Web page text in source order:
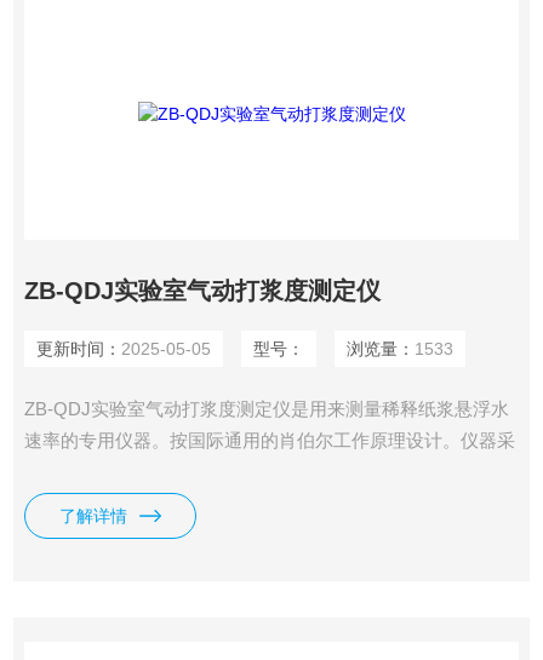
ZB-QDJ实验室气动打浆度测定仪
更新时间： 2025-05-05 型号： 浏览量： 1533
ZB-QDJ实验室气动打浆度测定仪是用来测量稀释纸浆悬浮水
速率的专用仪器。按国际通用的肖伯尔工作原理设计。仪器采
因此仪器的操作非常简单。仪器采用弹簧预紧机构，使密封锤
体的橡胶密封圈同滤水筒的底部紧密结合，增加了密封锤体的
了解详情